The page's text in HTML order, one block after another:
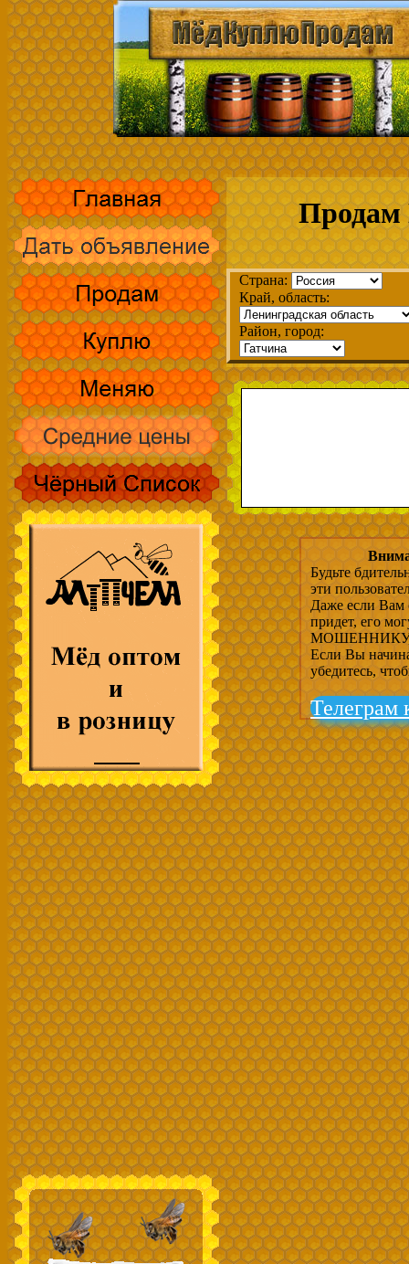
Продам
Страна:
Край, область:
Район, город:
Будьте
эти
Даже если Вам
придет, его
МОШЕННИКУ,
Если Вы
убедитесь,
Телеграм